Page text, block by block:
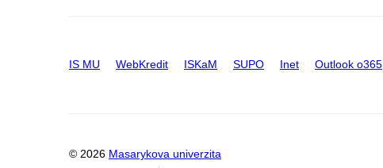
IS MU WebKredit ISKaM SUPO Inet Outlook o365
© 2026 Masarykova univerzita